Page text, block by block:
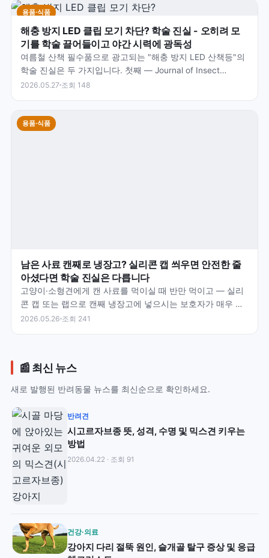
용품·식품
해충 방지 LED 클립 모기 차단? 학술 진실 - 오히려 모
기를 학술 끌어들이고 야간 시력에 광독성
여름철 산책 필수품으로 광고되는 "해충 방지 LED 산책등"의
학술 진실은 두 가지입니다. 첫째 — Journal of Insect
Science 2017 학술 (New…
2026.05.27 조회 148
용품·식품
남은 사료 캔째로 냉장고? 실리콘 캡 씌우면 안전한 줄
아셨다면 학술 진실은 다릅니다
고양이·소형견에게 캔 사료를 먹이실 때 반만 먹이고 — 실리
콘 캡 또는 랩으로 캔째 냉장고에 넣으시는 보호자가 매우 많
으십니다. 그러나 — FDA·Hill's·PetMD·…
2026.05.26 조회 241
📰 최신 뉴스
새로 발행된 반려동물 뉴스를 최신순으로 확인하세요.
반려견
시고르자브종 뜻, 성격, 수명 및 믹스견 키우는
방법
2026.04.22 · 조회 91
건강·의료
강아지 다리 절뚝 원인, 슬개골 탈구 증상 및 응급